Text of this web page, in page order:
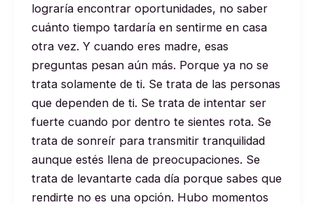
lograría encontrar oportunidades, no saber
cuánto tiempo tardaría en sentirme en casa
otra vez. Y cuando eres madre, esas
preguntas pesan aún más. Porque ya no se
trata solamente de ti. Se trata de las personas
que dependen de ti. Se trata de intentar ser
fuerte cuando por dentro te sientes rota. Se
trata de sonreír para transmitir tranquilidad
aunque estés llena de preocupaciones. Se
trata de levantarte cada día porque sabes que
rendirte no es una opción. Hubo momentos